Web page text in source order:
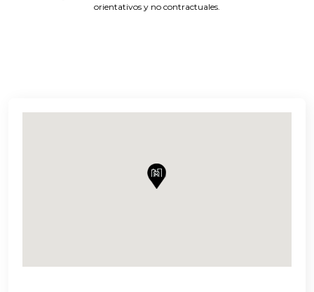
orientativos y no contractuales.